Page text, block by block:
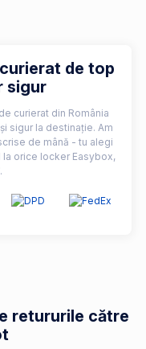
de top
sigur
curierat din România
sigur la destinație. Am
de mână - tu alegi
la orice locker Easybox,
retururile către